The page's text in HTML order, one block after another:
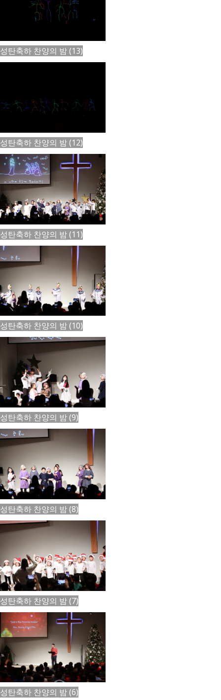
성탄축하 찬양의 밤 (13)
성탄축하 찬양의 밤 (12)
성탄축하 찬양의 밤 (11)
성탄축하 찬양의 밤 (10)
성탄축하 찬양의 밤 (9)
성탄축하 찬양의 밤 (8)
성탄축하 찬양의 밤 (7)
성탄축하 찬양의 밤 (6)